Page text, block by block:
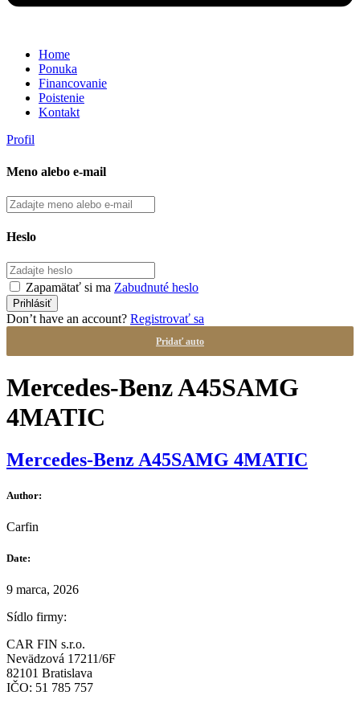
Home
Ponuka
Financovanie
Poistenie
Kontakt
Profil
Meno alebo e-mail
Heslo
Zapamätať si ma Zabudnuté heslo
Don’t have an account? Registrovať sa
Pridať auto
Mercedes-Benz A45SAMG
4MATIC
Mercedes-Benz A45SAMG 4MATIC
Author:
Carfin
Date:
9 marca, 2026
Sídlo firmy:
CAR FIN s.r.o.
Nevädzová 17211/6F
82101 Bratislava
IČO: 51 785 757